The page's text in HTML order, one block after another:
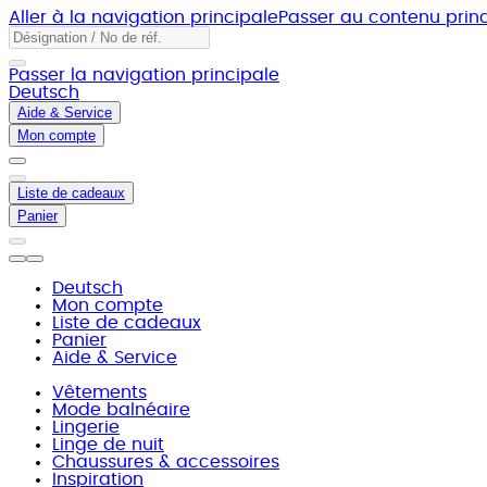
Aller à la navigation principalePasser au contenu
Passer la navigation principale
Deutsch
Aide & Service
Mon compte
Liste de cadeaux
Panier
Deutsch
Mon compte
Liste de cadeaux
Panier
Aide & Service
Vêtements
Mode balnéaire
Lingerie
Linge de nuit
Chaussures & accessoires
Inspiration